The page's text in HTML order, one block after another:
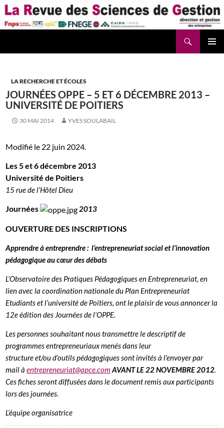
Aller
au
contenu
LA RECHERCHE ET ÉCOLES
JOURNÉES OPPE – 5 ET 6 DÉCEMBRE 2013 –
UNIVERSITÉ DE POITIERS
30 MAI 2014 YVES SOULABAIL
Modifié le 22 juin 2024.
Les 5 et 6 décembre 2013
Université de Poitiers
15 rue de l’Hôtel Dieu
Journées 2013
OUVERTURE DES INSCRIPTIONS
Apprendre à entreprendre : l’entrepreneuriat social et l’innovation
pédagogiqueau cœur des débats
L’Observatoire des Pratiques Pédagogiques en Entrepreneuriat, en
lien avec la coordination nationale du Plan Entrepreneuriat
Etudiants et l’université de Poitiers, ont le plaisir de vous annoncer la
12e édition des Journées de l’OPPE.
Les personnes souhaitant nous transmettre le descriptif de
programmes entrepreneuriaux menés dans leur
structure et/ou d’outils pédagogiques sont invités à l’envoyer par
mail àentrepreneuriat@apce.com AVANT LE 22 NOVEMBRE 2012.
Ces fiches seront diffusées dans le document remis aux participants
lors des journées.
L’équipe organisatrice